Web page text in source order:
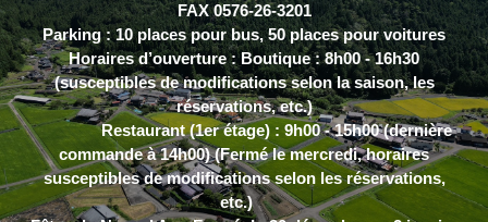
FAX 0576-26-3201
Parking : 10 places pour bus, 50 places pour voitures
Horaires d’ouverture : Boutique : 8h00 - 16h30
(susceptibles de modifications selon la saison, les
réservations, etc.)
Restaurant (1er étage) : 9h00 - 15h00 (dernière
commande à 14h00) (Fermé le mercredi, horaires
susceptibles de modifications selon les réservations,
etc.)